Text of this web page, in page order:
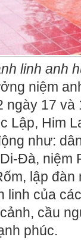
linh anh
niệm
ngày 17
Lập, Him
như:
Đà, niệm
lập
linh của
cầu
phúc.